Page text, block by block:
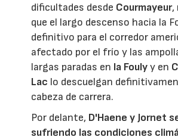
dificultades desde Courmayeur,
que el largo descenso hacia la
definitivo para el corredor
afectado por el frío y las
largas paradas en la Foulyy en
Lac lo descuelgan
cabeza de carrera.
Por delante, D'Haene y Jornet
sufriendo las condiciones